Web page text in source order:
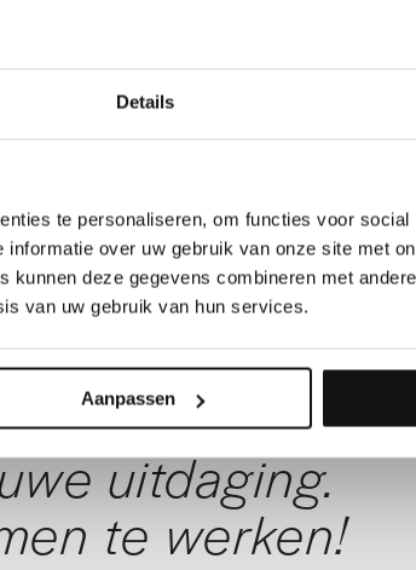
Details
te personaliseren, om functies voor
over uw gebruik van onze site met
kunnen deze gegevens combineren met
van uw gebruik van hun services.
Aanpassen
elke dag
in jouw
uitdaging.
te werken!